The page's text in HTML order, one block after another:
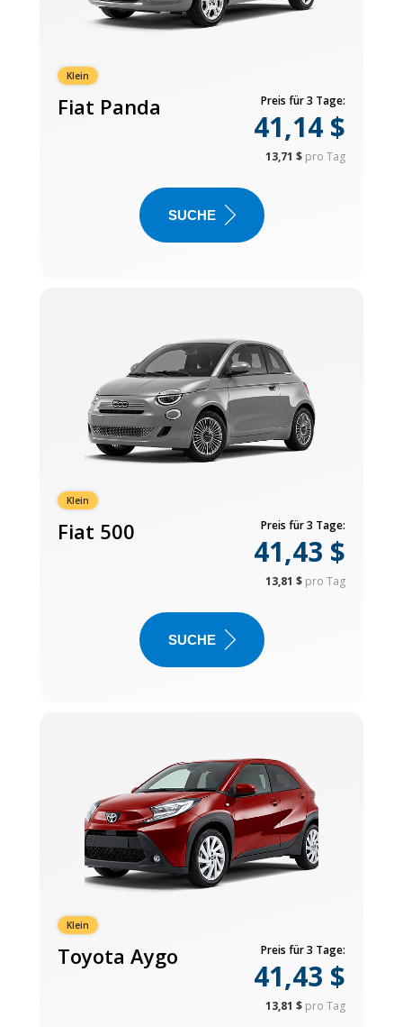
Klein
Fiat Panda Preis für 3 Tage:
41,14 $
13,71 $ pro Tag
SUCHE
Klein
Fiat 500 Preis für 3 Tage:
41,43 $
13,81 $ pro Tag
SUCHE
Klein
Toyota Aygo Preis für 3 Tage:
41,43 $
13,81 $ pro Tag